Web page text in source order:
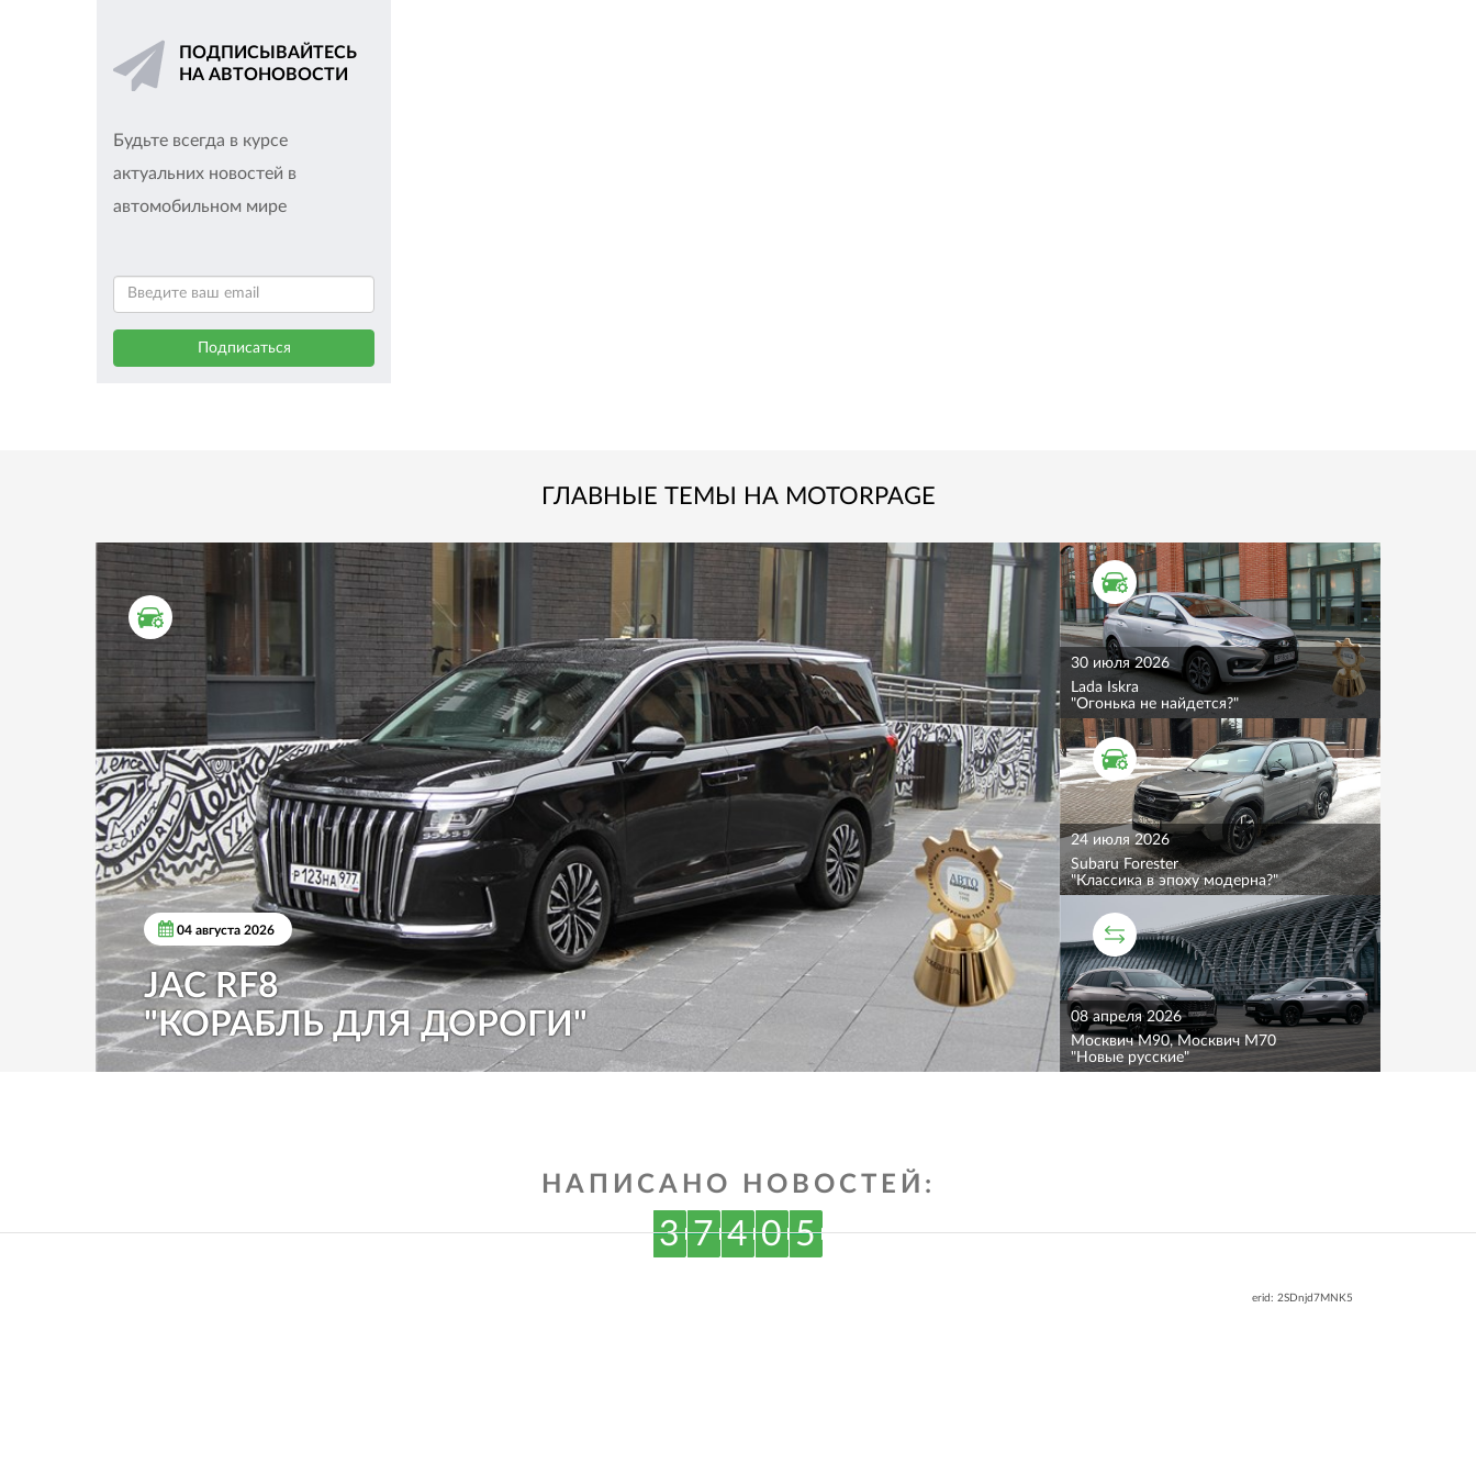
ПОДПИСЫВАЙТЕСЬ
НА АВТОНОВОСТИ
Будьте всегда в курсе
актуальних новостей в
автомобильном мире
ГЛАВНЫЕ ТЕМЫ НА MOTORPAGE
ТЕСТ ДРАЙВ
04 августа 2026
JAC RF8
"КОРАБЛЬ ДЛЯ ДОРОГИ"
ТЕСТ ДРАЙВ
30 июля 2026
Lada Iskra
"Огонька не найдется?"
ТЕСТ ДРАЙВ
24 июля 2026
Subaru Forester
"Классика в эпоху модерна?"
СРАВНИТЕЛЬНЫЙ ТЕСТ
08 апреля 2026
Москвич M90, Москвич M70
"Новые русские"
НАПИСАНО НОВОСТЕЙ:
3 7 4 0 5
erid: 2SDnjd7MNK5